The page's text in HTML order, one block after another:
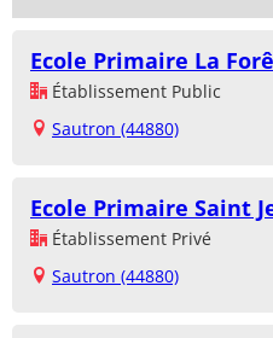
Ecole Primaire La
Établissement Public
Sautron (44880)
Ecole Primaire Saint
Établissement Privé
Sautron (44880)